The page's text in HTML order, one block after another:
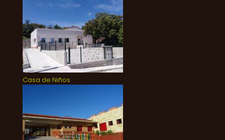
Casa de Niños